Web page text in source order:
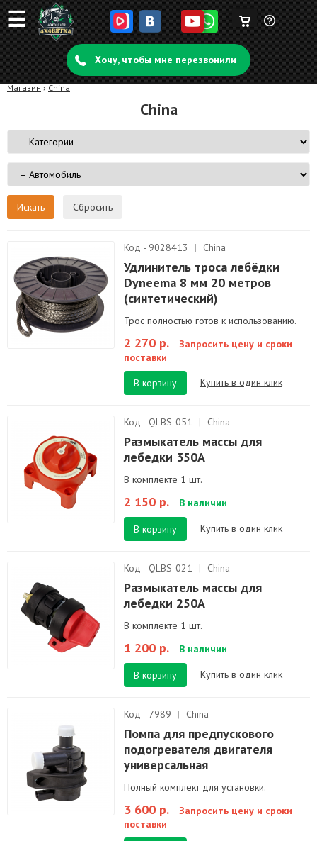
☰ Задать
вопрос
Корзина
пуста
Хочу, чтобы мне перезвонили
Магазин › China
China
Сбросить
Код - 9028413 | China
Удлинитель троса лебёдки
Dyneema 8 мм 20 метров
(синтетический)
Трос полностью готов к использованию.
2 270 р.
Запросить цену и сроки
поставки
В корзину
Купить в один клик
Код - QLBS-051 | China
Размыкатель массы для
лебедки 350A
В комплекте 1 шт.
2 150 р. В наличии
В корзину Купить в один клик
Код - QLBS-021 | China
Размыкатель массы для
лебедки 250A
В комплекте 1 шт.
1 200 р. В наличии
В корзину Купить в один клик
Код - 7989 | China
Помпа для предпускового
подогревателя двигателя
универсальная
Полный комплект для установки.
3 600 р.
Запросить цену и сроки
поставки